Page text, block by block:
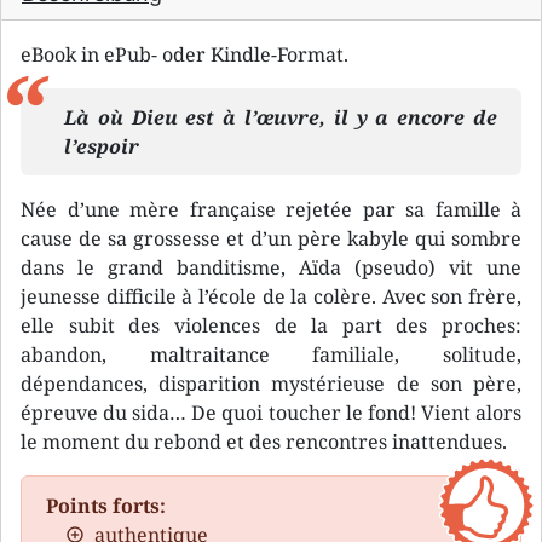
eBook in ePub- oder Kindle-Format.
Là où Dieu est à l’œuvre, il y a encore de
l’espoir
Née d’une mère française rejetée par sa famille à
cause de sa grossesse et d’un père kabyle qui sombre
dans le grand banditisme, Aïda (pseudo) vit une
jeunesse difficile à l’école de la colère. Avec son frère,
elle subit des violences de la part des proches:
abandon, maltraitance familiale, solitude,
dépendances, disparition mystérieuse de son père,
épreuve du sida… De quoi toucher le fond! Vient alors
le moment du rebond et des rencontres inattendues.
Points forts:
authentique